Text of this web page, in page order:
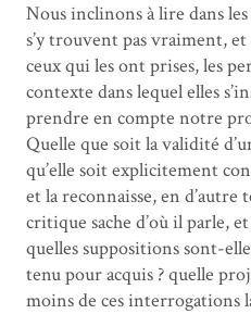
Nous inclinons à lire dans les
s’y trouvent pas vraiment,
ceux qui les ont prises, les
contexte dans lequel elles
prendre en compte notre
Quelle que soit la validité
qu’elle soit explicitement
et la reconnaisse, en d’autre
critique sache d’où il parle,
quelles suppositions sont-
tenu pour acquis ? quelle
moins de ces interrogations